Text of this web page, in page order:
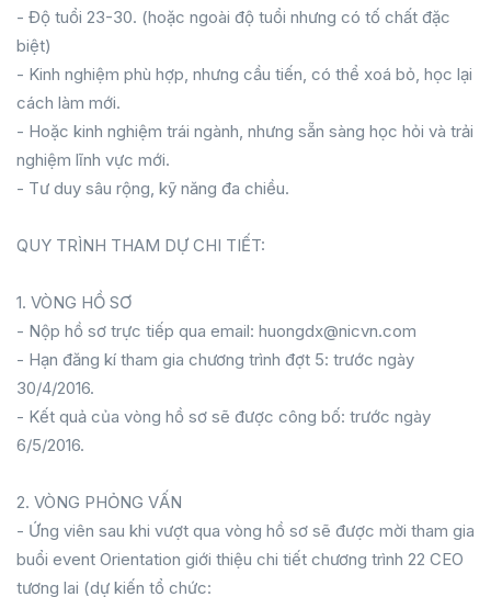
- Độ tuổi 23-30. (hoặc ngoài độ tuổi nhưng có tố chất đặc
biệt)
- Kinh nghiệm phù hợp, nhưng cầu tiến, có thể xoá bỏ, học lại
cách làm mới.
- Hoặc kinh nghiệm trái ngành, nhưng sẵn sàng học hỏi và trải
nghiệm lĩnh vực mới.
- Tư duy sâu rộng, kỹ năng đa chiều.
QUY TRÌNH THAM DỰ CHI TIẾT:
1. VÒNG HỒ SƠ
- Nộp hồ sơ trực tiếp qua email: huongdx@nicvn.com
- Hạn đăng kí tham gia chương trình đợt 5: trước ngày
30/4/2016.
- Kết quả của vòng hồ sơ sẽ được công bố: trước ngày
6/5/2016.
2. VÒNG PHỎNG VẤN
- Ứng viên sau khi vượt qua vòng hồ sơ sẽ được mời tham gia
buổi event Orientation giới thiệu chi tiết chương trình 22 CEO
tương lai (dự kiến tổ chức: